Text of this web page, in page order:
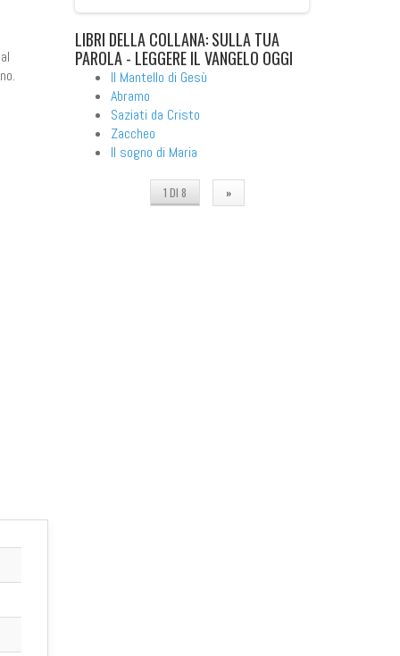
LIBRI DELLA COLLANA: SULLA TUA
PAROLA - LEGGERE IL VANGELO OGGI
Il Mantello di Gesù
Abramo
Saziati da Cristo
Zaccheo
Il sogno di Maria
1 DI 8 »